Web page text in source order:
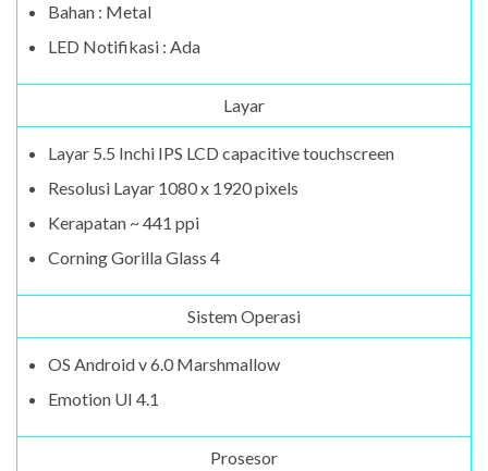
Bahan : Metal
LED Notifikasi : Ada
Layar
Layar 5.5 Inchi IPS LCD capacitive touchscreen
Resolusi Layar 1080 x 1920 pixels
Kerapatan ~ 441 ppi
Corning Gorilla Glass 4
Sistem Operasi
OS Android v 6.0 Marshmallow
Emotion UI 4.1
Prosesor